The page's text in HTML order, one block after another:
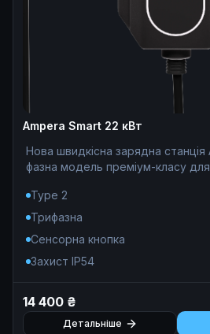
Ampera Smart 22 кВт
Нова швидкісна зарядна станція
фазна модель преміум-класу
вдома.
Type 2
Трифазна
Сенсорна кнопка
Захист IP54
14 400 ₴
Детальніше